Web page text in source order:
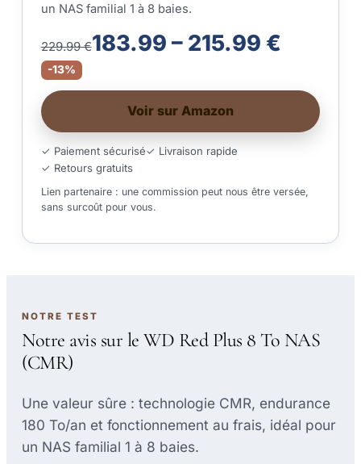
un NAS familial 1 à 8 baies.
229.99 €183.99 – 215.99 €
-13%
Voir sur Amazon
✓ Paiement sécurisé✓ Livraison rapide
✓ Retours gratuits
Lien partenaire : une commission peut nous être versée,
sans surcoût pour vous.
NOTRE TEST
Notre avis sur le WD Red Plus 8 To NAS
(CMR)
Une valeur sûre : technologie CMR, endurance
180 To/an et fonctionnement au frais, idéal pour
un NAS familial 1 à 8 baies.